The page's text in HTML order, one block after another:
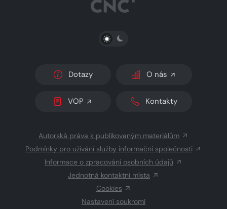
PŘEPNOUT SVĚTLÝ/TMAVÝ REŽIM
Dotazy O nás
VOP Kontakty
Autorská práva k publikovaným materiálům
Podmínky pro užívání služby informační společnosti
Informace o zpracování osobních údajů
Jednotná kontaktní místa
Cookies
Nastavení soukromí